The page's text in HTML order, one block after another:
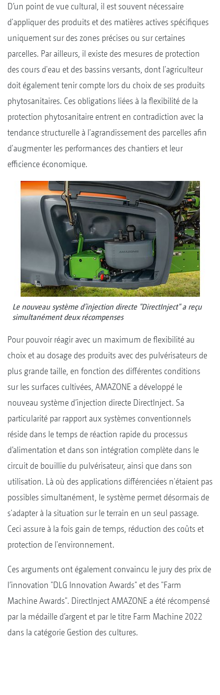
D’un point de vue cultural, il est souvent nécessaire
d'appliquer des produits et des matières actives spécifiques
uniquement sur des zones précises ou sur certaines
parcelles. Par ailleurs, il existe des mesures de protection
des cours d'eau et des bassins versants, dont l'agriculteur
doit également tenir compte lors du choix de ses produits
phytosanitaires. Ces obligations liées à la flexibilité de la
protection phytosanitaire entrent en contradiction avec la
tendance structurelle à l'agrandissement des parcelles afin
d'augmenter les performances des chantiers et leur
efficience économique.
Le nouveau système d’injection directe "DirectInject" a reçu
simultanément deux récompenses
Pour pouvoir réagir avec un maximum de flexibilité au
choix et au dosage des produits avec des pulvérisateurs de
plus grande taille, en fonction des différentes conditions
sur les surfaces cultivées, AMAZONE a développé le
nouveau système d’injection directe DirectInject. Sa
particularité par rapport aux systèmes conventionnels
réside dans le temps de réaction rapide du processus
d’alimentation et dans son intégration complète dans le
circuit de bouillie du pulvérisateur, ainsi que dans son
utilisation. Là où des applications différenciées n'étaient pas
possibles simultanément, le système permet désormais de
s'adapter à la situation sur le terrain en un seul passage.
Ceci assure à la fois gain de temps, réduction des coûts et
protection de l'environnement.
Ces arguments ont également convaincu le jury des prix de
l’innovation "DLG Innovation Awards" et des "Farm
Machine Awards". DirectInject AMAZONE a été récompensé
par la médaille d’argent et par le titre Farm Machine 2022
dans la catégorie Gestion des cultures.